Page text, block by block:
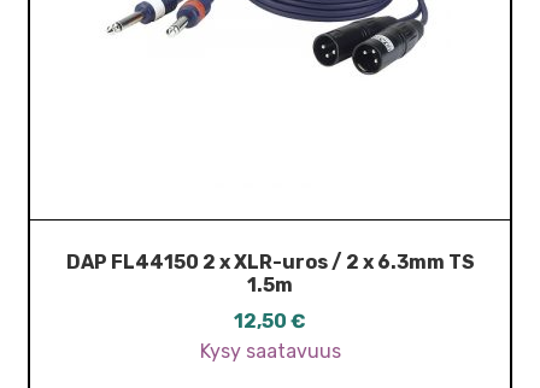
DAP FL44150 2 x XLR-uros / 2 x 6.3mm TS
1.5m
12,50 €
Kysy saatavuus